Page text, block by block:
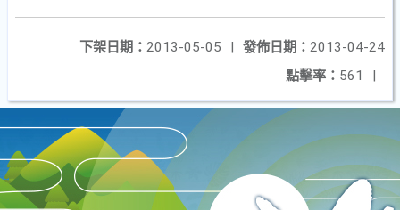
發佈日期： 2013-04-24
下架日期： 2013-05-05
|
點擊率： 561 |